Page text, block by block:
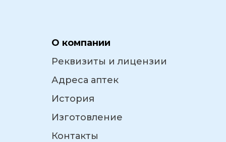
О компании
Реквизиты и лицензии
Адреса аптек
История
Изготовление
Контакты